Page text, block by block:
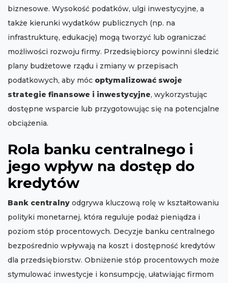
biznesowe. Wysokość podatków, ulgi inwestycyjne, a
także kierunki wydatków publicznych (np. na
infrastrukturę, edukację) mogą tworzyć lub ograniczać
możliwości rozwoju firmy. Przedsiębiorcy powinni śledzić
plany budżetowe rządu i zmiany w przepisach
podatkowych, aby móc optymalizować swoje
strategie finansowe i inwestycyjne, wykorzystując
dostępne wsparcie lub przygotowując się na potencjalne
obciążenia.
Rola banku centralnego i
jego wpływ na dostęp do
kredytów
Bank centralny odgrywa kluczową rolę w kształtowaniu
polityki monetarnej, która reguluje podaż pieniądza i
poziom stóp procentowych. Decyzje banku centralnego
bezpośrednio wpływają na koszt i dostępność kredytów
dla przedsiębiorstw. Obniżenie stóp procentowych może
stymulować inwestycje i konsumpcję, ułatwiając firmom